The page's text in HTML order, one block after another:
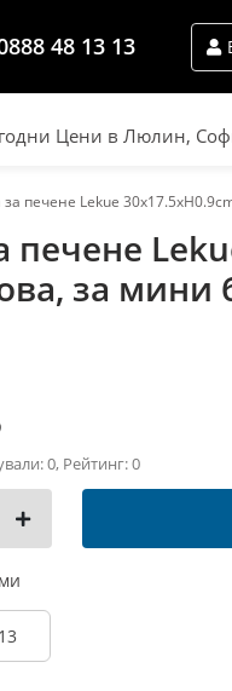
48 13 13
Цени в Люлин,
печене Lekue
за мини
0, Рейтинг: 0